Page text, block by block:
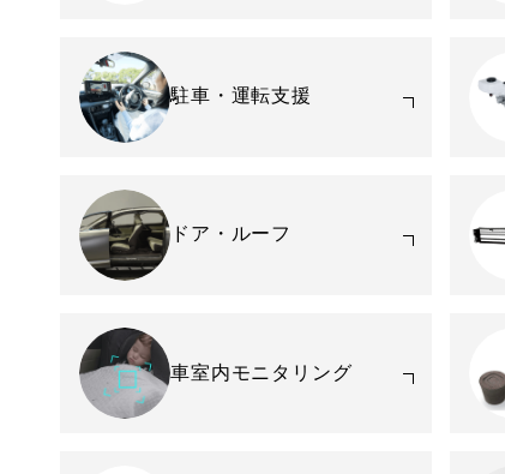
駐車・運転支援
ドア・ルーフ
車室内モニタリング